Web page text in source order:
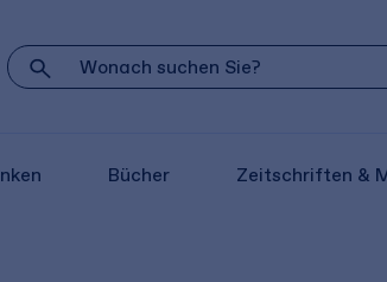
Bücher Zeitschriften &